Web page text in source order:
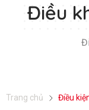
Điều
Trang chủ Điều